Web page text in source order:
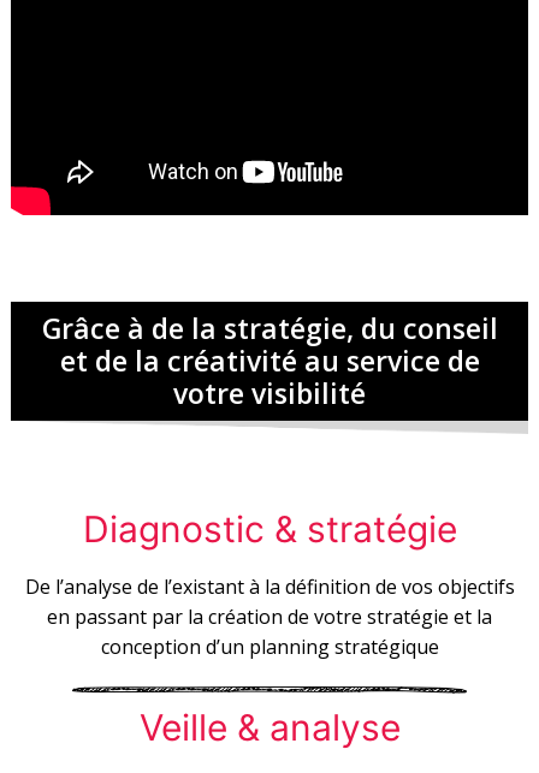
Grâce à de la stratégie, du conseil
et de la créativité au service de
votre visibilité
Diagnostic & stratégie
De l’analyse de l’existant à la définition de vos objectifs
en passant par la création de votre stratégie et la
conception d’un planning stratégique
Veille & analyse